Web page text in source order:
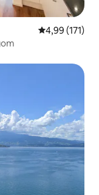
Prosječna
4,99 (171)